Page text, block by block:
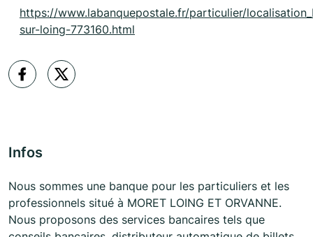
https://www.labanquepostale.fr/particulier/
sur-loing-773160.html
Infos
Nous sommes une banque pour les particuliers et les
professionnels situé à MORET LOING ET ORVANNE.
Nous proposons des services bancaires tels que